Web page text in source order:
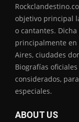
objetivo principal
o cantantes.
principalmente en
Aires, ciudades
Biografías
considerados,
especiales.
ABOUT US